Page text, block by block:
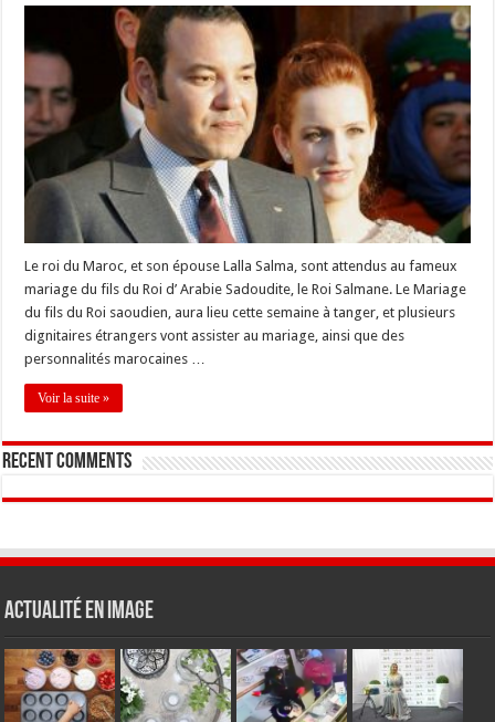
Le roi du Maroc, et son épouse Lalla Salma, sont attendus au fameux
mariage du fils du Roi d’ Arabie Sadoudite, le Roi Salmane. Le Mariage
du fils du Roi saoudien, aura lieu cette semaine à tanger, et plusieurs
dignitaires étrangers vont assister au mariage, ainsi que des
personnalités marocaines …
Voir la suite »
Recent Comments
Actualité en Image